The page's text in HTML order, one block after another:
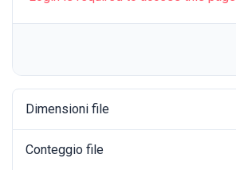
Dimensioni file
Conteggio file